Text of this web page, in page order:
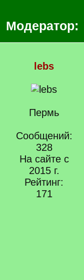
Модератор:
lebs
Пермь
Сообщений:
328
На сайте с
2015 г.
Рейтинг:
171